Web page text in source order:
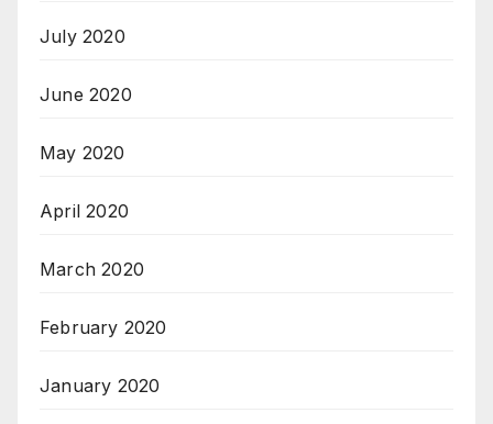
July 2020
June 2020
May 2020
April 2020
March 2020
February 2020
January 2020